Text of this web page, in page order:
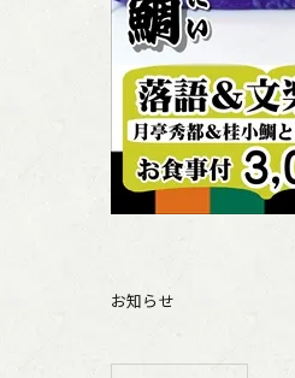
お知らせ